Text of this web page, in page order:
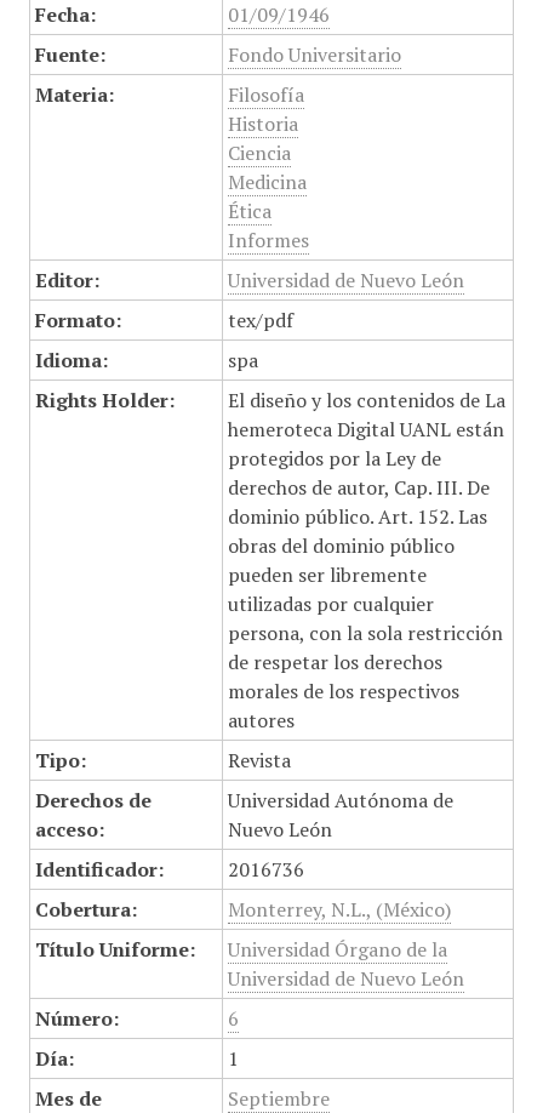
Fecha:
01/09/1946
Fuente:
Fondo Universitario
Materia:
Filosofía
Historia
Ciencia
Medicina
Ética
Informes
Editor:
Universidad de Nuevo León
Formato:
tex/pdf
Idioma:
spa
Rights Holder:
El diseño y los contenidos de La
hemeroteca Digital UANL están
protegidos por la Ley de
derechos de autor, Cap. III. De
dominio público. Art. 152. Las
obras del dominio público
pueden ser libremente
utilizadas por cualquier
persona, con la sola restricción
de respetar los derechos
morales de los respectivos
autores
Tipo:
Revista
Derechos de
acceso:
Universidad Autónoma de
Nuevo León
Identificador:
2016736
Cobertura:
Monterrey, N.L., (México)
Título Uniforme:
Universidad Órgano de la
Universidad de Nuevo León
Número:
6
Día:
1
Mes de
Septiembre